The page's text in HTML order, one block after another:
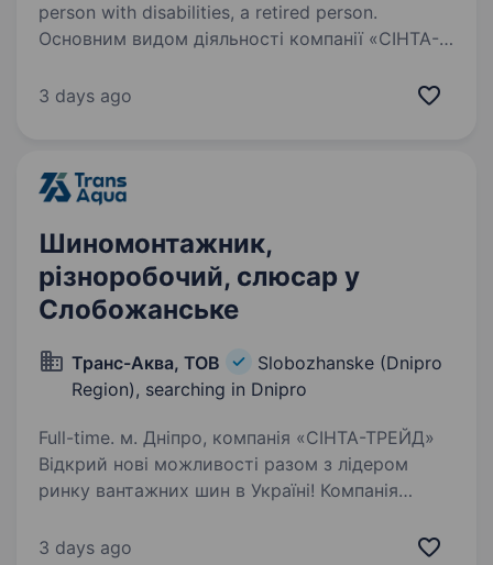
person with disabilities, a retired person.
Основним видом діяльності компанії «СІНТА-
післяпродажне обслуговування шин для
сервісу у Рівне потрібен…
3 days ago
Шиномонтажник,
різноробочий, слюсар у
Слобожанське
Транс-Аква, ТОВ
Slobozhanske (Dnipro
Region), searching in Dnipro
Full-time. м. Дніпро, компанія «СІНТА-ТРЕЙД»
Відкрий нові можливості разом з лідером
ринку вантажних шин в Україні! Компанія
шиномонтажу. Ми активно розширюємо
3 days ago